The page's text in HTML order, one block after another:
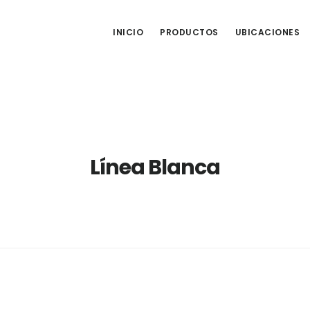
INICIO PRODUCTOS UBICACIONES
Línea Blanca